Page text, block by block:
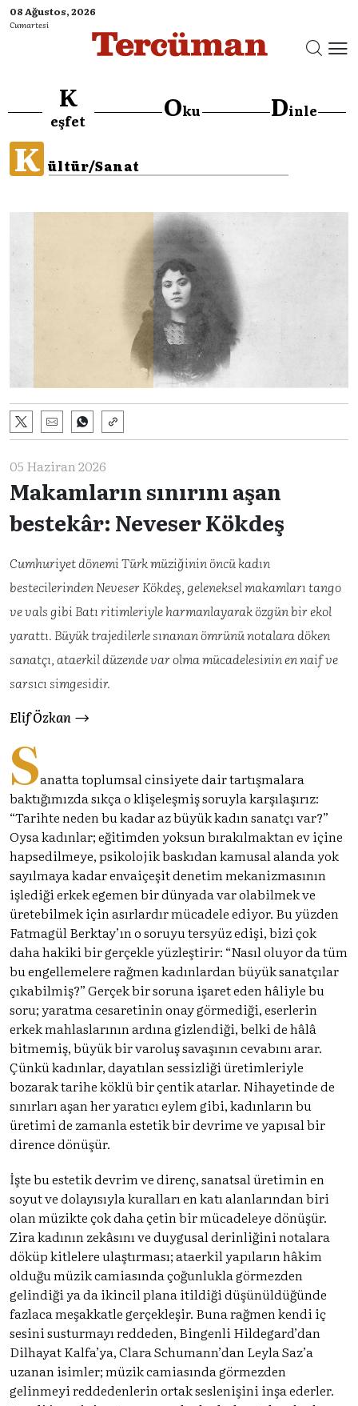
08 Ağustos, 2026
Cumartesi
K
eşfet Oku Dinle
K ültür/Sanat
05 Haziran 2026
Makamların sınırını aşan
bestekâr: Neveser Kökdeş
Cumhuriyet dönemi Türk müziğinin öncü kadın
bestecilerinden Neveser Kökdeş, geleneksel makamları tango
ve vals gibi Batı ritimleriyle harmanlayarak özgün bir ekol
yarattı. Büyük trajedilerle sınanan ömrünü notalara döken
sanatçı, ataerkil düzende var olma mücadelesinin en naif ve
sarsıcı simgesidir.
Elif Özkan
Sanatta toplumsal cinsiyete dair tartışmalara
baktığımızda sıkça o klişeleşmiş soruyla karşılaşırız:
“Tarihte neden bu kadar az büyük kadın sanatçı var?”
Oysa kadınlar; eğitimden yoksun bırakılmaktan ev içine
hapsedilmeye, psikolojik baskıdan kamusal alanda yok
sayılmaya kadar envaiçeşit denetim mekanizmasının
işlediği erkek egemen bir dünyada var olabilmek ve
üretebilmek için asırlardır mücadele ediyor. Bu yüzden
Fatmagül Berktay’ın o soruyu tersyüz edişi, bizi çok
daha hakiki bir gerçekle yüzleştirir: “Nasıl oluyor da tüm
bu engellemelere rağmen kadınlardan büyük sanatçılar
çıkabilmiş?” Gerçek bir soruna işaret eden hâliyle bu
soru; yaratma cesaretinin onay görmediği, eserlerin
erkek mahlaslarının ardına gizlendiği, belki de hâlâ
bitmemiş, büyük bir varoluş savaşının cevabını arar.
Çünkü kadınlar, dayatılan sessizliği üretimleriyle
bozarak tarihe köklü bir çentik atarlar. Nihayetinde de
sınırları aşan her yaratıcı eylem gibi, kadınların bu
üretimi de zamanla estetik bir devrime ve yapısal bir
dirence dönüşür.
İşte bu estetik devrim ve direnç, sanatsal üretimin en
soyut ve dolayısıyla kuralları en katı alanlarından biri
olan müzikte çok daha çetin bir mücadeleye dönüşür.
Zira kadının zekâsını ve duygusal derinliğini notalara
döküp kitlelere ulaştırması; ataerkil yapıların hâkim
olduğu müzik camiasında çoğunlukla görmezden
gelindiği ya da ikincil plana itildiği düşünüldüğünde
fazlaca meşakkatle gerçekleşir. Buna rağmen kendi iç
sesini susturmayı reddeden, Bingenli Hildegard’dan
Dilhayat Kalfa’ya, Clara Schumann’dan Leyla Saz’a
uzanan isimler; müzik camiasında görmezden
gelinmeyi reddedenlerin ortak seslenişini inşa ederler.